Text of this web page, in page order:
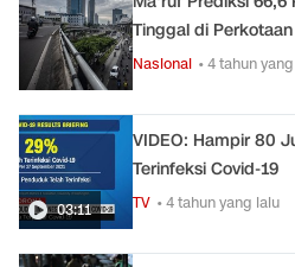
Tinggal di Perkotaan
Nasional • 4 tahun
03:11
VIDEO: Hampir 80
Terinfeksi Covid-19
TV • 4 tahun yang lalu